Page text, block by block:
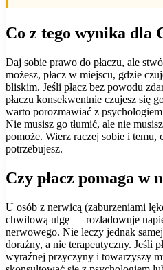
Co z tego wynika dla
Daj sobie prawo do płaczu, ale
możesz, płacz w miejscu, gdzie
bliskim. Jeśli płacz bez powodu
płaczu konsekwentnie czujesz się
warto porozmawiać z
Nie musisz go tłumić, ale nie
pomoże. Wierz raczej sobie i temu,
potrzebujesz.
Czy płacz pomaga w
U osób z nerwicą (zaburzeniami
chwilową ulgę — rozładowuje
nerwowego. Nie leczy jednak
doraźny, a nie terapeutyczny. Jeśli
wyraźnej przyczyny i towarzyszy